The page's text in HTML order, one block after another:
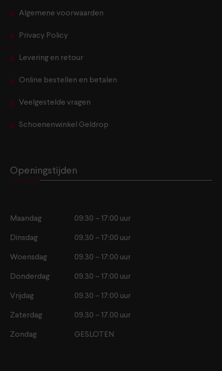
Algemene voorwaarden
Privacy Policy
Levering en retour
Online bestellen en betalen
Veelgestelde vragen
Schoenenwinkel Geldrop
Openingstijden
Maandag 09:30 – 17:00 uur
Dinsdag 09.30 – 17:00 uur
Woensdag 09.30 – 17:00 uur
Donderdag 09.30 – 17:00 uur
Vrijdag 09.30 – 17:00 uur
Zaterdag 09.30 – 17.00 uur
Zondag GESLOTEN